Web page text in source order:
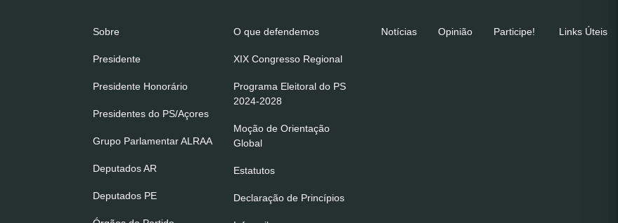
Sobre
Presidente
Presidente Honorário
Presidentes do PS/Açores
Grupo Parlamentar ALRAA
Deputados AR
Deputados PE
O que defendemos
XIX Congresso Regional
Programa Eleitoral do PS
2024-2028
Moção de Orientação
Global
Estatutos
Declaração de Princípios
Notícias Opinião Participe! Links Úteis